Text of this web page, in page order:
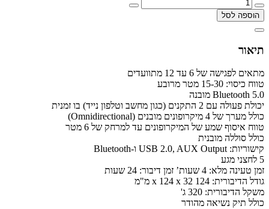
הוספה לסל
תיאור
מתאים לפגישה של 6 עד 12 מתוועדים
טווח כיסוי: 15-30 מטר מרובע
Bluetooth 5.0 מובנה
יכולת פעולה עם 2 התקנים (כגון מחשב וטלפון נייד) בו זמנית
כולל מערך של 4 מיקרופונים מובנים (Omnidirectional)
טווח איסוף שמע של המיקרופונים עד למרחק של 6 מטר
כולל סוללה מובנית
קישוריות: USB 2.0, AUX Output ו-Bluetooth
5 לחצני מגע
זמן טעינה מלא: 4 שעות’ זמן דיבור: 24 שעות
גודל הדיבורית: 124 x 124 x 32 מ"מ
משקל הדיבורית: 320 ג'
כולל תיק נשיאה מהודר